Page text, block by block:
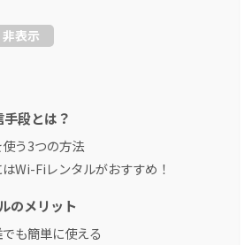
非表示
段とは？
う3つの方法
Wi-Fiレンタルがおすすめ！
のメリット
も簡単に使える